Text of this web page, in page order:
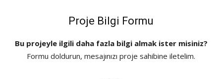
Proje Bilgi Formu
Bu projeyle ilgili daha fazla bilgi almak ister misiniz?
Formu doldurun, mesajınızı proje sahibine iletelim.